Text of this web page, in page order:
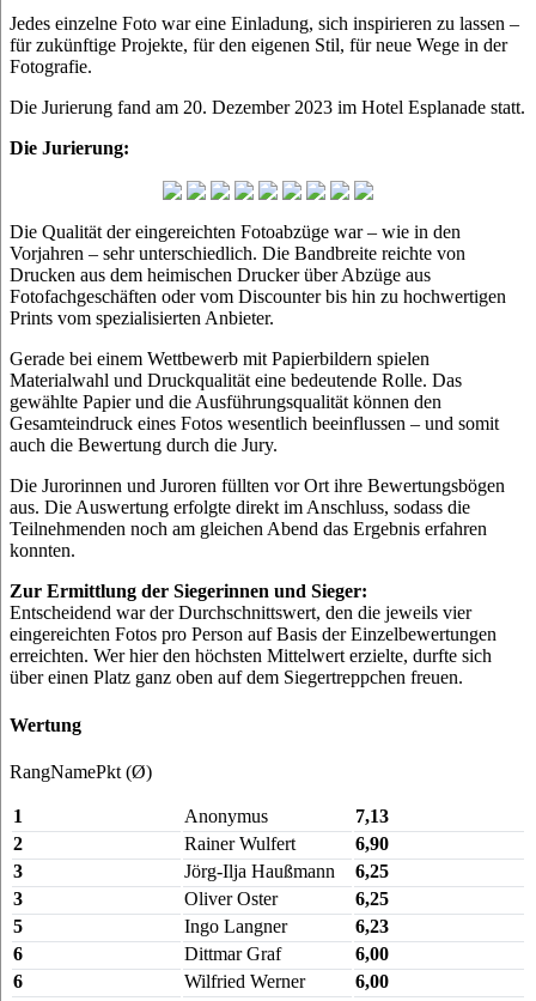
Jedes einzelne Foto war eine Einladung, sich inspirieren zu lassen –
für zukünftige Projekte, für den eigenen Stil, für neue Wege in der
Fotografie.
Die Jurierung fand am 20. Dezember 2023 im Hotel Esplanade statt.
Die Jurierung:
Die Qualität der eingereichten Fotoabzüge war – wie in den
Vorjahren – sehr unterschiedlich. Die Bandbreite reichte von
Drucken aus dem heimischen Drucker über Abzüge aus
Fotofachgeschäften oder vom Discounter bis hin zu hochwertigen
Prints vom spezialisierten Anbieter.
Gerade bei einem Wettbewerb mit Papierbildern spielen
Materialwahl und Druckqualität eine bedeutende Rolle. Das
gewählte Papier und die Ausführungsqualität können den
Gesamteindruck eines Fotos wesentlich beeinflussen – und somit
auch die Bewertung durch die Jury.
Die Jurorinnen und Juroren füllten vor Ort ihre Bewertungsbögen
aus. Die Auswertung erfolgte direkt im Anschluss, sodass die
Teilnehmenden noch am gleichen Abend das Ergebnis erfahren
konnten.
Zur Ermittlung der Siegerinnen und Sieger:
Entscheidend war der Durchschnittswert, den die jeweils vier
eingereichten Fotos pro Person auf Basis der Einzelbewertungen
erreichten. Wer hier den höchsten Mittelwert erzielte, durfte sich
über einen Platz ganz oben auf dem Siegertreppchen freuen.
Wertung
RangNamePkt (Ø)
1 Anonymus
7,13
2
Rainer Wulfert
6,90
3
Jörg-Ilja Haußmann
6,25
3
Oliver Oster
6,25
5
Ingo Langner
6,23
6
Dittmar Graf
6,00
6
Wilfried Werner
6,00